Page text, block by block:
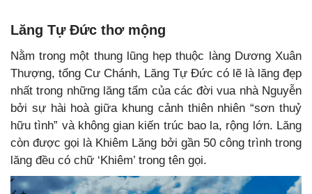
Lăng Tự Đức thơ mộng
Nằm trong một thung lũng hẹp thuộc làng Dương Xuân
Thượng, tổng Cư Chánh, Lăng Tự Đức có lẽ là lăng đẹp
nhất trong những lăng tẩm của các đời vua nhà Nguyễn
bởi sự hài hoà giữa khung cảnh thiên nhiên “sơn thuỷ
hữu tình” và không gian kiến trúc bao la, rộng lớn. Lăng
còn được gọi là Khiêm Lăng bởi gần 50 công trình trong
lăng đều có chữ ‘Khiêm’ trong tên gọi.